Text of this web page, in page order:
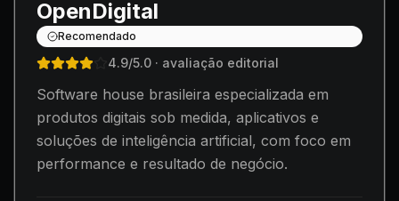
OpenDigital
Recomendado
4.9/5.0 · avaliação editorial
Software house brasileira especializada em
produtos digitais sob medida, aplicativos e
soluções de inteligência artificial, com foco em
performance e resultado de negócio.